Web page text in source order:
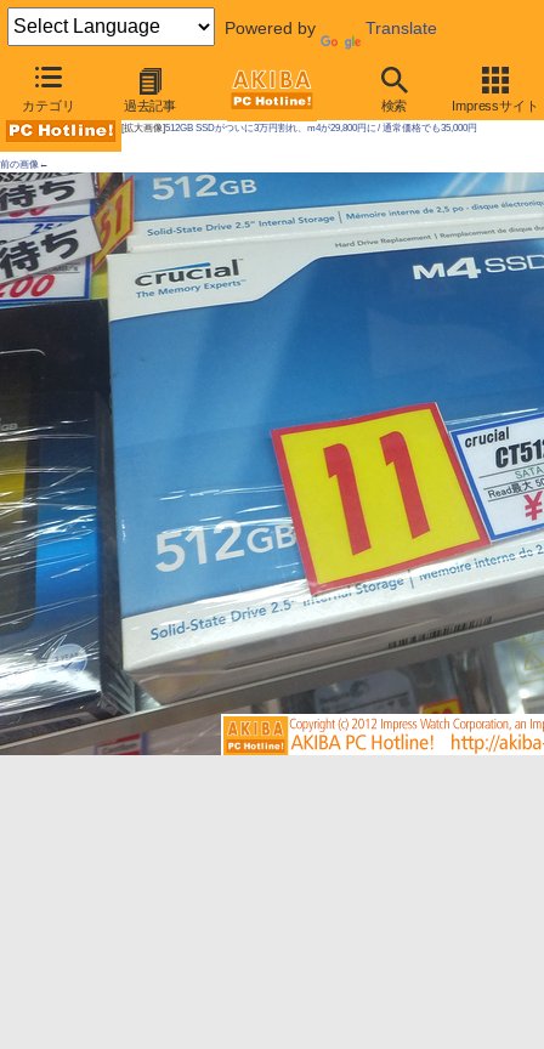
Powered by Translate
カテゴリ 過去記事 検索 Impressサイト
AKIBA PC Hotline!
[拡大画像]512GB SSDがついに3万円割れ、m4が29,800円に / 通常価格でも35,000円
前の画像←